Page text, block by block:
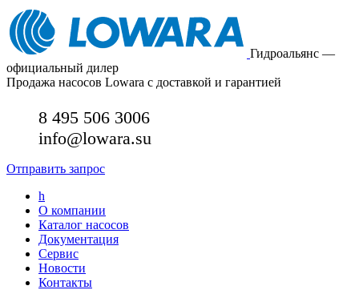
Гидроальянс —
официальный дилер
Продажа насосов Lowara с доставкой и гарантией
8 495 506 3006
info@lowara.su
Отправить запрос
h
О компании
Каталог насосов
Документация
Сервис
Новости
Контакты